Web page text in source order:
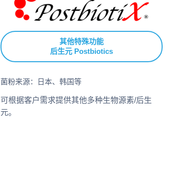
其他特殊功能
后生元 Postbiotics
菌粉来源：日本、韩国等
可根据客户需求提供其他多种生物源素/后生
元。